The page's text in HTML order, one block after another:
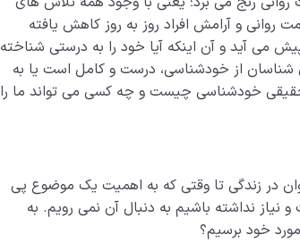
و آرامش افراد روز به روز کاهش یافته
می ­آید و آن اینکه آیا خود را به درستی شناخته
شناسان از خودشناسی، درست و کامل است یا به
حقیقی خودشناسی چیست و چه کسی می ­تواند ما را
در زندگی تا وقتی که به اهمیت یک موضوع پی
نداشته باشیم به دنبال آن نمی رویم. به
خود برسیم؟